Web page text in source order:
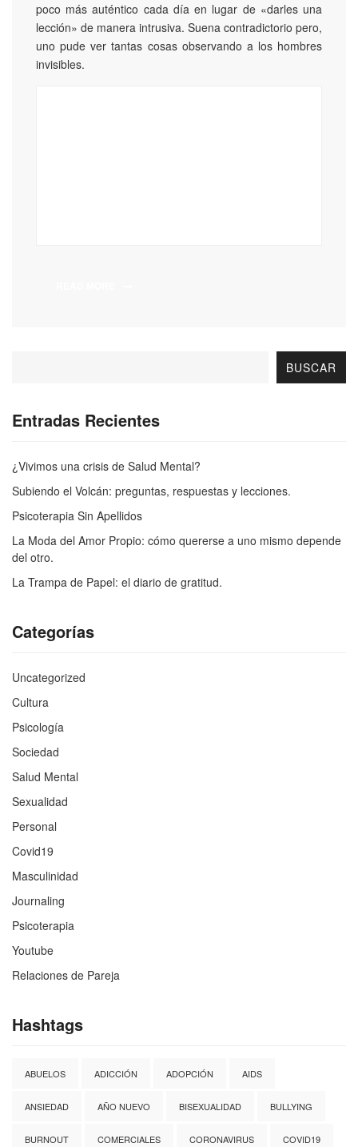
poco más auténtico cada día en lugar de «darles una
lección» de manera intrusiva. Suena contradictorio pero,
uno pude ver tantas cosas observando a los hombres
invisibles.
BUSCAR
Entradas Recientes
¿Vivimos una crisis de Salud Mental?
Subiendo el Volcán: preguntas, respuestas y lecciones.
Psicoterapia Sin Apellidos
La Moda del Amor Propio: cómo quererse a uno mismo depende
del otro.
La Trampa de Papel: el diario de gratitud.
Categorías
Uncategorized
Cultura
Psicología
Sociedad
Salud Mental
Sexualidad
Personal
Covid19
Masculinidad
Journaling
Psicoterapia
Youtube
Relaciones de Pareja
Hashtags
ABUELOS ADICCIÓN ADOPCIÓN AIDS
ANSIEDAD AÑO NUEVO BISEXUALIDAD BULLYING
BURNOUT COMERCIALES CORONAVIRUS COVID19